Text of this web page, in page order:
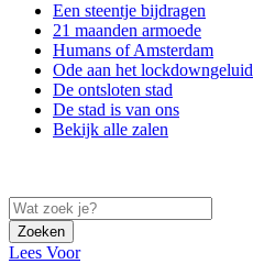
Een steentje bijdragen
21 maanden armoede
Humans of Amsterdam
Ode aan het lockdowngeluid
De ontsloten stad
De stad is van ons
Bekijk alle zalen
Zoeken
Lees Voor